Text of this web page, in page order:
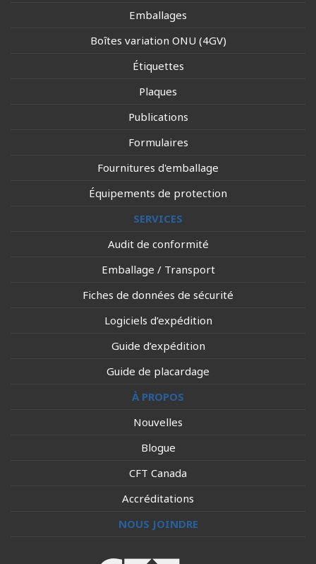
Emballages
Boîtes variation ONU (4GV)
Étiquettes
Plaques
Publications
Formulaires
Fournitures d'emballage
Équipements de protection
SERVICES
Audit de conformité
Emballage / Transport
Fiches de données de sécurité
Logiciels d’expédition
Guide d’expédition
Guide de placardage
À PROPOS
Nouvelles
Blogue
CFT Canada
Accréditations
NOUS JOINDRE